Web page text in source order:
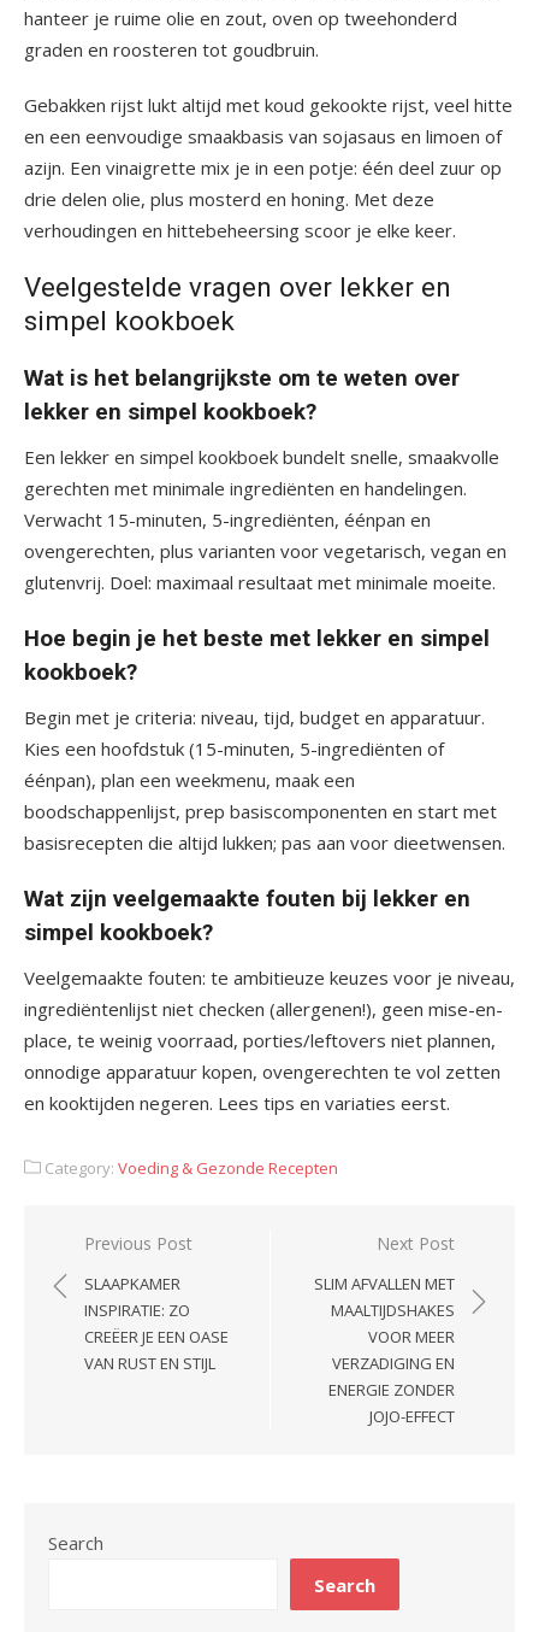
hanteer je ruime olie en zout, oven op tweehonderd
graden en roosteren tot goudbruin.
Gebakken rijst lukt altijd met koud gekookte rijst, veel hitte
en een eenvoudige smaakbasis van sojasaus en limoen of
azijn. Een vinaigrette mix je in een potje: één deel zuur op
drie delen olie, plus mosterd en honing. Met deze
verhoudingen en hittebeheersing scoor je elke keer.
Veelgestelde vragen over lekker en
simpel kookboek
Wat is het belangrijkste om te weten over
lekker en simpel kookboek?
Een lekker en simpel kookboek bundelt snelle, smaakvolle
gerechten met minimale ingrediënten en handelingen.
Verwacht 15-minuten, 5-ingrediënten, éénpan en
ovengerechten, plus varianten voor vegetarisch, vegan en
glutenvrij. Doel: maximaal resultaat met minimale moeite.
Hoe begin je het beste met lekker en simpel
kookboek?
Begin met je criteria: niveau, tijd, budget en apparatuur.
Kies een hoofdstuk (15-minuten, 5-ingrediënten of
éénpan), plan een weekmenu, maak een
boodschappenlijst, prep basiscomponenten en start met
basisrecepten die altijd lukken; pas aan voor dieetwensen.
Wat zijn veelgemaakte fouten bij lekker en
simpel kookboek?
Veelgemaakte fouten: te ambitieuze keuzes voor je niveau,
ingrediëntenlijst niet checken (allergenen!), geen mise-en-
place, te weinig voorraad, porties/leftovers niet plannen,
onnodige apparatuur kopen, ovengerechten te vol zetten
en kooktijden negeren. Lees tips en variaties eerst.
Category: Voeding & Gezonde Recepten
Post
navigation
Previous Post
SLAAPKAMER
INSPIRATIE: ZO
CREËER JE EEN OASE
VAN RUST EN STIJL
Next Post
SLIM AFVALLEN MET
MAALTIJDSHAKES
VOOR MEER
VERZADIGING EN
ENERGIE ZONDER
JOJO-EFFECT
Search
Search